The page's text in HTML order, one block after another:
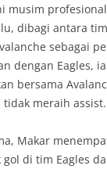
musim
dibagi antara
sebagai
dengan Eagles,
bersama
tidak meraih assist.
Makar
di tim Eagles